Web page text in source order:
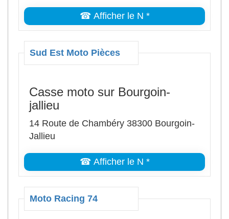
☎ Afficher le N *
Sud Est Moto Pièces
Casse moto sur Bourgoin-
jallieu
14 Route de Chambéry 38300 Bourgoin-
Jallieu
☎ Afficher le N *
Moto Racing 74